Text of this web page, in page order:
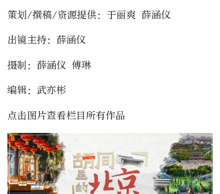
策划/撰稿/资源提供：于丽爽 薛涵仪
出镜主持：薛涵仪
摄制：薛涵仪 傅琳
编辑：武亦彬
点击图片查看栏目所有作品